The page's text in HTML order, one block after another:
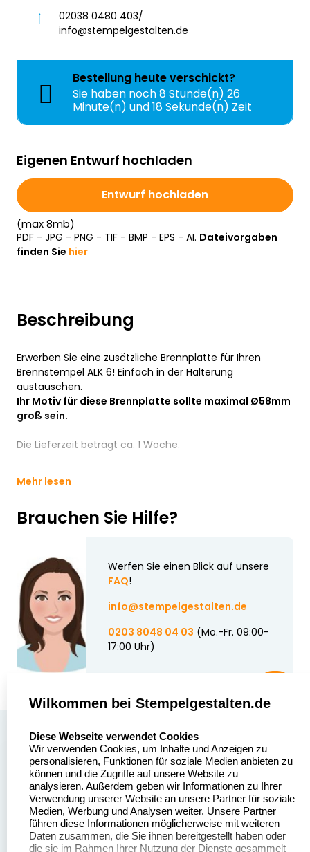
Beschreibung
Erwerben Sie eine zusätzliche Brennplatte für Ihren
Brennstempel ALK 6! Einfach in der Halterung
austauschen.
Ihr Motiv für diese Brennplatte sollte maximal Ø58mm
groß sein.
Die Lieferzeit beträgt ca. 1 Woche.
Mehr lesen
Brauchen Sie Hilfe?
Werfen Sie einen Blick auf unsere
FAQ!
info@stempelgestalten.de
0203 8048 04 03 (Mo.-Fr. 09:00-
17:00 Uhr)
02038 0480 403/
info@stempelgestalten.de
Bestellung heuteverschickt?
Sie haben noch8 Stunde(n) 26
Minute(n) und 16 Sekunde(n) Zeit
Eigenen Entwurf hochladen
Entwurf hochladen
(max 8mb)
PDF - JPG - PNG - TIF - BMP - EPS - AI. Dateivorgaben
finden Sie hier
Stempelgestalten.de
Asterlager Straße 97
47228 Duisburg
Deutschland
Über uns
Sitemap
Alle
Stempelinformationen
Wilkommen bei Stempelgestalten.de
Diese Webseite verwendet Cookies
Wir verwenden Cookies, um Inhalte und Anzeigen zu
personalisieren, Funktionen für soziale Medien anbieten zu
können und die Zugriffe auf unsere Website zu
analysieren. Außerdem geben wir Informationen zu Ihrer
Verwendung unserer Website an unsere Partner für soziale
Medien, Werbung und Analysen weiter. Unsere Partner
führen diese Informationen möglicherweise mit weiteren
Daten zusammen, die Sie ihnen bereitgestellt haben oder
die sie im Rahmen Ihrer Nutzung der Dienste gesammelt